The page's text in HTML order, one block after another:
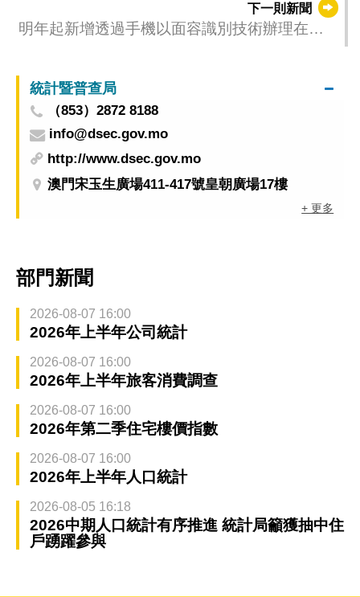
下一則新聞
明年起新增透過手機以面容識別技術辦理在生
統計暨普查局
（853）2872 8188
info@dsec.gov.mo
http://www.dsec.gov.mo
澳門宋玉生廣場411-417號皇朝廣場17樓
+ 更多
部門新聞
2026-08-07 16:00
2026年上半年公司統計
2026-08-07 16:00
2026年上半年旅客消費調查
2026-08-07 16:00
2026年第二季住宅樓價指數
2026-08-07 16:00
2026年上半年人口統計
2026-08-05 16:18
2026中期人口統計有序推進 統計局籲獲抽中住
戶踴躍參與